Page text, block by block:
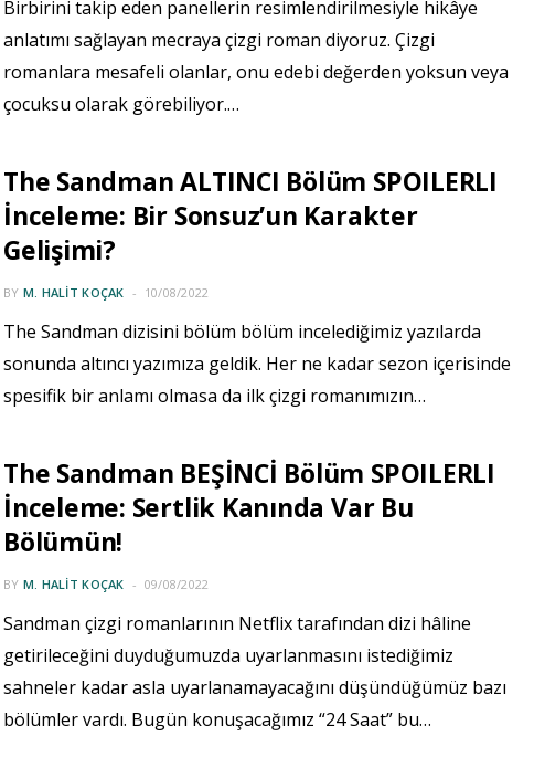
Birbirini takip eden panellerin resimlendirilmesiyle hikâye
anlatımı sağlayan mecraya çizgi roman diyoruz. Çizgi
romanlara mesafeli olanlar, onu edebi değerden yoksun veya
çocuksu olarak görebiliyor.…
The Sandman ALTINCI Bölüm SPOILERLI
İnceleme: Bir Sonsuz’un Karakter
Gelişimi?
BY M. HALIT KOÇAK 10/08/2022
The Sandman dizisini bölüm bölüm incelediğimiz yazılarda
sonunda altıncı yazımıza geldik. Her ne kadar sezon içerisinde
spesifik bir anlamı olmasa da ilk çizgi romanımızın…
The Sandman BEŞİNCİ Bölüm SPOILERLI
İnceleme: Sertlik Kanında Var Bu
Bölümün!
BY M. HALIT KOÇAK 09/08/2022
Sandman çizgi romanlarının Netflix tarafından dizi hâline
getirileceğini duyduğumuzda uyarlanmasını istediğimiz
sahneler kadar asla uyarlanamayacağını düşündüğümüz bazı
bölümler vardı. Bugün konuşacağımız “24 Saat” bu…